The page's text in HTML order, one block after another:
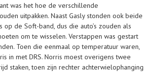
was het hoe de verschillende
uitpakken. Naast Gasly stonden ook beide
op de Soft-band, dus die auto’s zouden als
om te wisselen. Verstappen was gestart
Toen die eenmaal op temperatuur waren,
in met DRS. Norris moest overigens twee
staken, toen zijn rechter achterwielophanging